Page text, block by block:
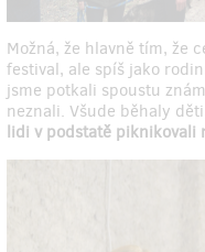
Možná, že hlavně tím, že
festival, ale spíš jako
jsme potkali spoustu
neznali. Všude běhaly
lidi v podstatě piknikovali